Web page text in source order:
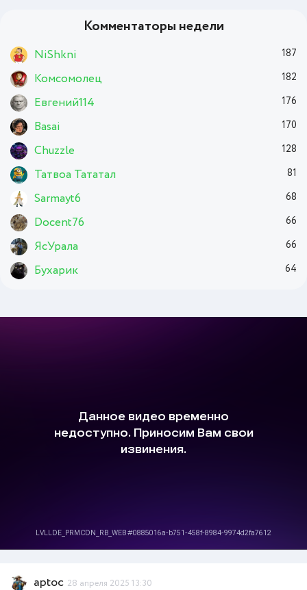
Комментаторы недели
NiShkni 187
Комсомолец 182
Евгений114 176
Basai 170
Chuzzle 128
Татвоа Тататал 81
Sarmayt6 68
Docent76 66
ЯсУрала 66
Бухарик 64
aptoc 28 апреля 2025 13:30